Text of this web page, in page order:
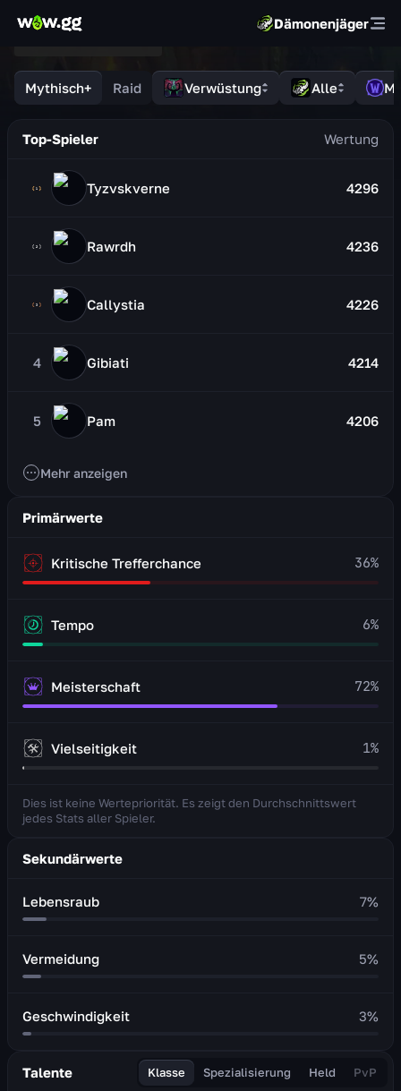
Dämonenjäger
Mythisch+ Raid Verwüstung Alle
Top-Spieler
Tyzvskverne 4296
Rawrdh 4236
Callystia 4226
4 Gibiati 4214
5 Pam 4206
Mehr anzeigen
Primärwerte
Kritische Trefferchance 36%
Tempo 6%
Meisterschaft 72%
Vielseitigkeit 1%
Dies ist keine Wertepriorität. Es zeigt den Durchschnittswert
jedes Stats aller Spieler.
Sekundärwerte
Lebensraub 7%
Vermeidung 5%
Geschwindigkeit 3%
Talente Klasse Spezialisierung Held PvP